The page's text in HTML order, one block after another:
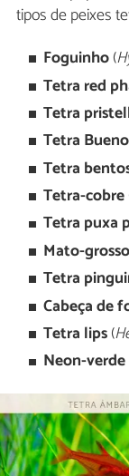
tipos de peixes
Foguinho(
Tetra red
Tetra
Tetra
Tetra
Tetra-cobre
Tetra puxa
Mato-grosso
Tetra
Cabeça de
Tetra lips(
Neon-verde